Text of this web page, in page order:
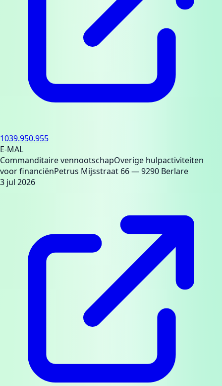
1039.950.955
E-MAL
Commanditaire vennootschapOverige hulpactiviteiten
voor financiënPetrus Mijsstraat 66— 9290 Berlare
3 jul 2026